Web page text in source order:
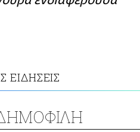
ΕΙΔΗΣΕΙΣ